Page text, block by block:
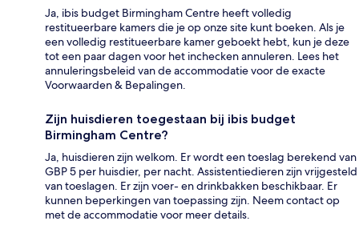
Ja, ibis budget Birmingham Centre heeft volledig
restitueerbare kamers die je op onze site kunt boeken. Als je
een volledig restitueerbare kamer geboekt hebt, kun je deze
tot een paar dagen voor het inchecken annuleren. Lees het
annuleringsbeleid van de accommodatie voor de exacte
Voorwaarden & Bepalingen.
Zijn huisdieren toegestaan bij ibis budget
Birmingham Centre?
Ja, huisdieren zijn welkom. Er wordt een toeslag berekend van
GBP 5 per huisdier, per nacht. Assistentiedieren zijn vrijgesteld
van toeslagen. Er zijn voer- en drinkbakken beschikbaar. Er
kunnen beperkingen van toepassing zijn. Neem contact op
met de accommodatie voor meer details.